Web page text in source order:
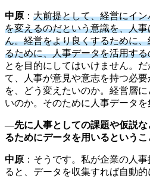
中原 ： 大前提として、経営にイ
を変えるのだという意識を、人
ん。経営をより良くするために
るために、人事データを活用する
とを目的にしてはいけません。
て、人事が意見や意志を持つ必
を、どう変えたいのか。経営層
いのか。そのために人事データを
―先に人事としての課題や仮説
るためにデータを用いるというこ
中原 ：そうです。私が企業の人
ると、データを収集すれば自動